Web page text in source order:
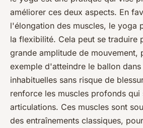
améliorer ces deux aspects. En
l'élongation des muscles, le yoga
la flexibilité. Cela peut se traduire
grande amplitude de mouvement,
exemple d'atteindre le ballon
inhabituelles sans risque de
renforce les muscles profonds qui
articulations. Ces muscles sont
des entraînements classiques,